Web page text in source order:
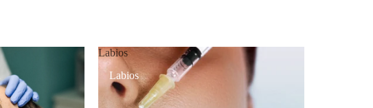
Labios
Labios